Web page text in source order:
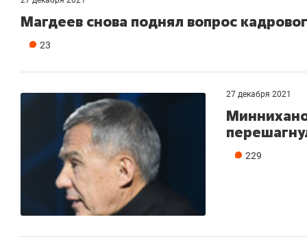
Магдеев снова поднял вопрос
23
27 декабря 2021
229